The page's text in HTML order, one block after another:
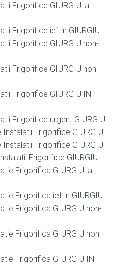
Frigorifice GIURGIU la
Frigorifice ieftin GIURGIU
Frigorifice GIURGIU non-
Frigorifice GIURGIU non
Frigorifice GIURGIU IN
Frigorifice urgent GIURGIU
Frigorifice GIURGIU
Frigorifice GIURGIU
Frigorifice GIURGIU
Frigorifica GIURGIU la
Frigorifica ieftin GIURGIU
Frigorifica GIURGIU non-
Frigorifica GIURGIU non
Frigorifica GIURGIU IN